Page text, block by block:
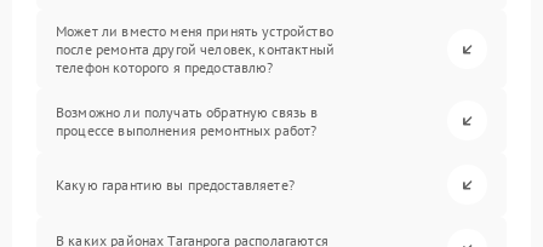
Может ли вместо меня принять устройство
после ремонта другой человек, контактный
телефон которого я предоставлю?
Возможно ли получать обратную связь в
процессе выполнения ремонтных работ?
Какую гарантию вы предоставляете?
В каких районах Таганрога располагаются